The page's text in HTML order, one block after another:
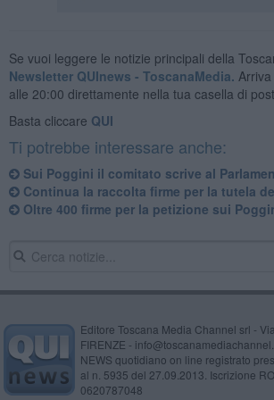
Se vuoi leggere le notizie principali della
Newsletter QUInews - ToscanaMedia.
alle 20:00 direttamente nella tua casella di
Basta cliccare QUI
Ti potrebbe interessare anche:
Sui Poggini il comitato scrive al
Continua la raccolta firme per la tutela
Oltre 400 firme per la petizione sui
Editore Toscana Media Channel srl -
FIRENZE -
NEWS quotidiano on line registrato
al n. 5935 del 27.09.2013. Iscrizione
0620787048